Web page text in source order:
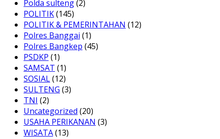
Polda sulteng(2)
POLITIK(145)
POLITIK & PEMERINTAHAN (12)
Polres Banggai (1)
Polres Bangkep (45)
PSDKP (1)
SAMSAT (1)
SOSIAL(12)
SULTENG (3)
TNI (2)
Uncategorized (20)
USAHA PERIKANAN (3)
WISATA(13)